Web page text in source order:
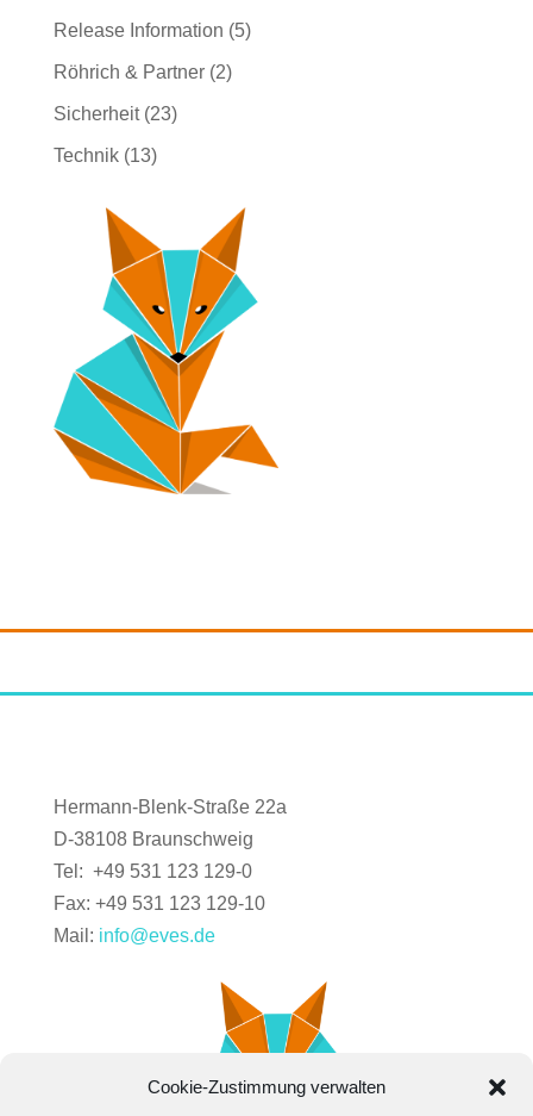
Cookie-Zustimmung verwalten
Release Information (5)
Röhrich & Partner(2)
Sicherheit(23)
Technik(13)
Hermann-Blenk-Straße 22a
D-38108 Braunschweig
Tel: +49 531 123 129-0
Fax: +49 531 123 129-10
Mail: info@eves.de